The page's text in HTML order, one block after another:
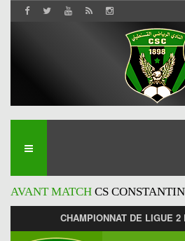
AVANT MATCH CS
CHAMPIONNAT DE LIGUE 2